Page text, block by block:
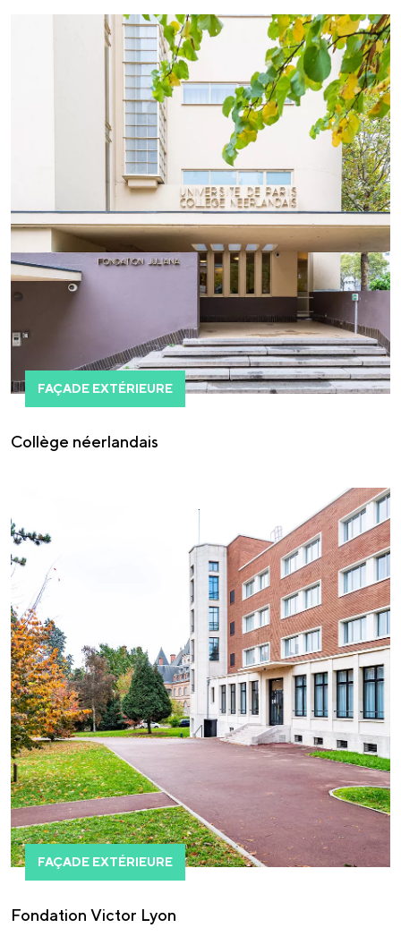
FAÇADE EXTÉRIEURE
Collège néerlandais
FAÇADE EXTÉRIEURE
Fondation Victor Lyon